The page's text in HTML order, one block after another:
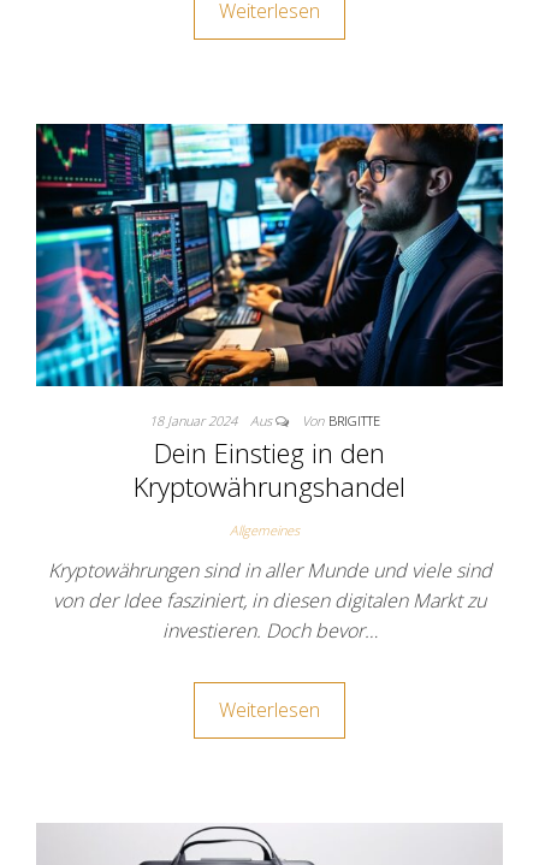
Weiterlesen
18 Januar 2024 Aus Von BRIGITTE
Dein Einstieg in den
Kryptowährungshandel
Allgemeines
Kryptowährungen sind in aller Munde und viele sind
von der Idee fasziniert, in diesen digitalen Markt zu
investieren. Doch bevor…
Weiterlesen